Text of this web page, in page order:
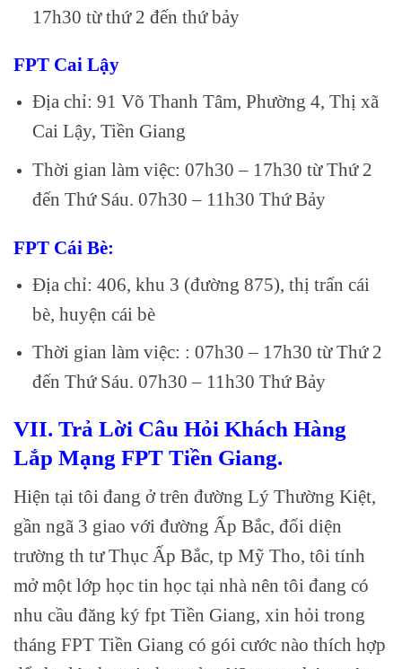
17h30 từ thứ 2 đến thứ bảy
FPT Cai Lậy
Địa chỉ: 91 Võ Thanh Tâm, Phường 4, Thị xã
Cai Lậy, Tiền Giang
Thời gian làm việc: 07h30 – 17h30 từ Thứ 2
đến Thứ Sáu. 07h30 – 11h30 Thứ Bảy
FPT Cái Bè:
Địa chỉ: 406, khu 3 (đường 875), thị trấn cái
bè, huyện cái bè
Thời gian làm việc: : 07h30 – 17h30 từ Thứ 2
đến Thứ Sáu. 07h30 – 11h30 Thứ Bảy
VII. Trả Lời Câu Hỏi Khách Hàng
Lắp Mạng FPT Tiền Giang.
Hiện tại tôi đang ở trên đường Lý Thường Kiệt,
gần ngã 3 giao với đường Ấp Bắc, đối diện
trường th tư Thục Ấp Bắc, tp Mỹ Tho, tôi tính
mở một lớp học tin học tại nhà nên tôi đang có
nhu cầu đăng ký fpt Tiền Giang, xin hỏi trong
tháng FPT Tiền Giang có gói cước nào thích hợp